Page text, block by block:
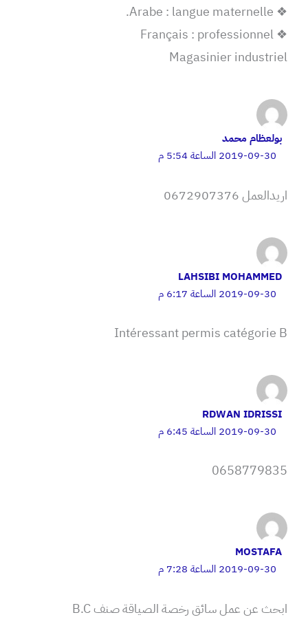
❖ Arabe : langue maternelle.
❖ Français : professionnel
Magasinier industriel
بولعظام محمد
2019-09-30 الساعة 5:54 م
اريدالعمل 0672907376
LAHSIBI MOHAMMED
2019-09-30 الساعة 6:17 م
Intéressant permis catégorie B
RDWAN IDRISSI
2019-09-30 الساعة 6:45 م
0658779835
MOSTAFA
2019-09-30 الساعة 7:28 م
ابحث عن عمل سائق رخصة الصياقة صنف B.C